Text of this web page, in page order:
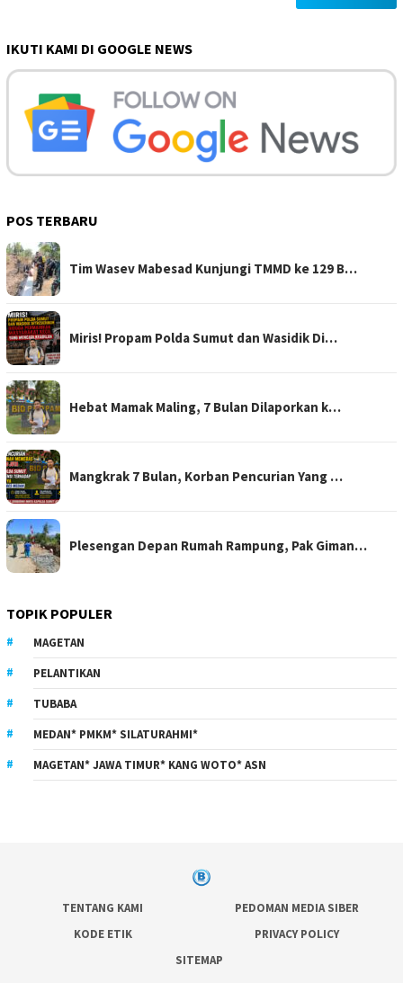
IKUTI KAMI DI GOOGLE NEWS
POS TERBARU
Tim Wasev Mabesad Kunjungi TMMD ke 129 B…
Miris! Propam Polda Sumut dan Wasidik Di…
Hebat Mamak Maling, 7 Bulan Dilaporkan k…
Mangkrak 7 Bulan, Korban Pencurian Yang …
Plesengan Depan Rumah Rampung, Pak Giman…
TOPIK POPULER
MAGETAN
PELANTIKAN
TUBABA
MEDAN* PMKM* SILATURAHMI*
MAGETAN* JAWA TIMUR* KANG WOTO* ASN
TENTANG KAMI
PEDOMAN MEDIA SIBER
KODE ETIK
PRIVACY POLICY
SITEMAP